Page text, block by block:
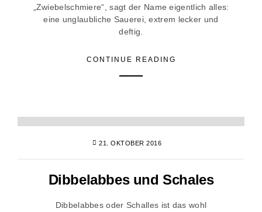
„Zwiebelschmiere“, sagt der Name eigentlich alles:
eine unglaubliche Sauerei, extrem lecker und
deftig.
CONTINUE READING
21. OKTOBER 2016
Dibbelabbes und Schales
Dibbelabbes oder Schalles ist das wohl